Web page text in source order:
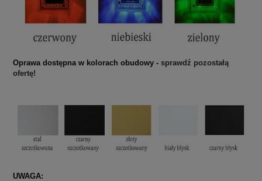
Oprawa dostępna w kolorach obudowy - sprawdź pozostałą
ofertę!
UWAGA: